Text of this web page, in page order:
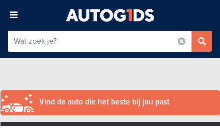
Vind de auto die het beste bij jou past